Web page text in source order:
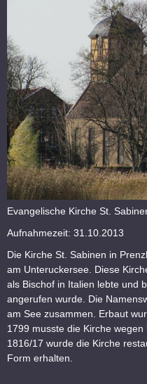
Evangelische Kirche St.
Aufnahmezeit: 31.10.2013
Die Kirche St. Sabinen in
am Unteruckersee. Diese
als Bischof in Italien lebte und
angerufen wurde. Die
am See zusammen. Erbaut
1799 musste die Kirche
1816/17 wurde die Kirche
Form erhalten.